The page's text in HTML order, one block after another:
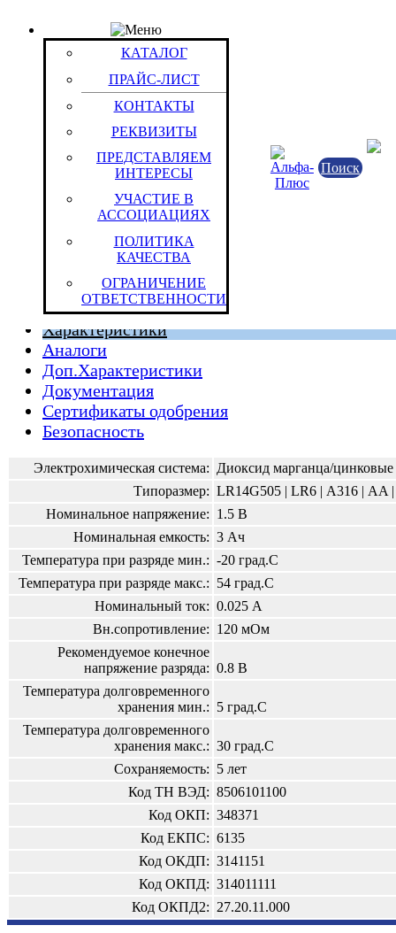
КАТАЛОГ
ПРАЙС-ЛИСТ
КОНТАКТЫ
РЕКВИЗИТЫ
ПРЕДСТАВЛЯЕМ
ИНТЕРЕСЫ
УЧАСТИЕ В
АССОЦИАЦИЯХ
ПОЛИТИКА
КАЧЕСТВА
ОГРАНИЧЕНИЕ
ОТВЕТСТВЕННОСТИ
Поиск
Товар: Эл.пит.Duracell LR 6 (MN 1500) PROCELL
Код товара: 1454
Штука (ОКЕИ:796)
Характеристики
Аналоги
Доп.Характеристики
Документация
Сертификаты одобрения
Безопасность
Электрохимическая система: Диоксид марганца/
Типоразмер: LR14G505 | LR6 | А316 | AA
Номинальное напряжение: 1.5 В
Номинальная емкость: 3 Ач
Температура при разряде мин.: -20 град.С
Температура при разряде макс.: 54 град.С
Номинальный ток: 0.025 А
Вн.сопротивление: 120 мОм
Рекомендуемое конечное
напряжение разряда: 0.8 В
Температура долговременного
хранения мин.: 5 град.С
Температура долговременного
хранения макс.: 30 град.С
Сохраняемость: 5 лет
Код ТН ВЭД: 8506101100
Код ОКП: 348371
Код ЕКПС: 6135
Код ОКДП: 3141151
Код ОКПД: 314011111
Код ОКПД2: 27.20.11.000